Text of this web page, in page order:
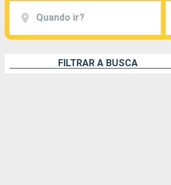
Quando ir?
FILTRAR A BUSCA